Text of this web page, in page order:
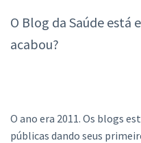
O Blog da Saúde está
acabou?
O ano era 2011. Os blogs
públicas dando seus